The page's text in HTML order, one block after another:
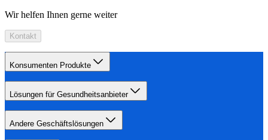
Wir helfen Ihnen gerne weiter
Kontakt
Konsumenten Produkte
Lösungen für Gesundheitsanbieter
Andere Geschäftslösungen